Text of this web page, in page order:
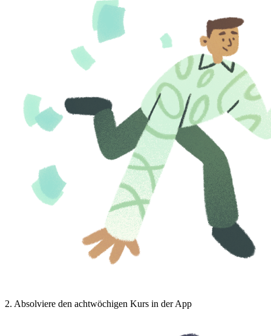
2. Absolviere den achtwöchigen Kurs in der App